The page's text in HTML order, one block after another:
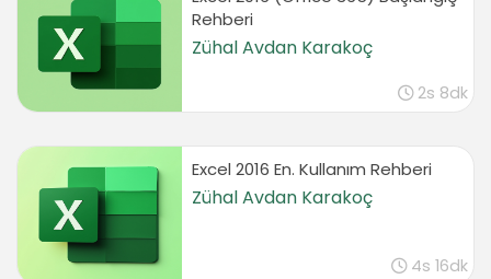
Birden fazla pivot table kullanımı
07:07
Pivot table’ların slice ile yönetimi
Pivot table’ı farklı sayfalara bağlamak
02:12
Consolidate komutu ile dosyaları birleştirmek
02:07
Rehberi
Zühal Avdan Karakoç
2s 8dk
Excel 2016 En. Kullanım Rehberi
Zühal Avdan Karakoç
4s 16dk